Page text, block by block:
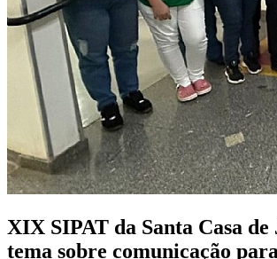
XIX SIPAT da Santa Casa de
tema sobre comunicação